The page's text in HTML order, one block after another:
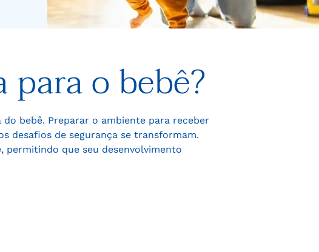
para o bebê?
bebê. Preparar o ambiente para receber
desafios de segurança se transformam.
permitindo que seu desenvolvimento